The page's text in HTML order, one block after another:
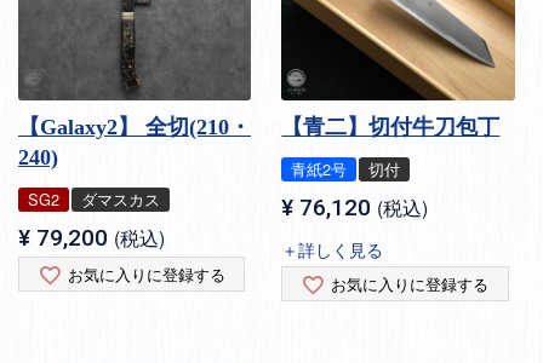
【Galaxy2】 全切(210・
240)
SG2 ダマスカス
¥ 79,200 税込
お気に入りに登録する
【青二】切付牛刀包丁
青紙2号 切付
¥ 76,120 税込
＋詳しく見る
お気に入りに登録する